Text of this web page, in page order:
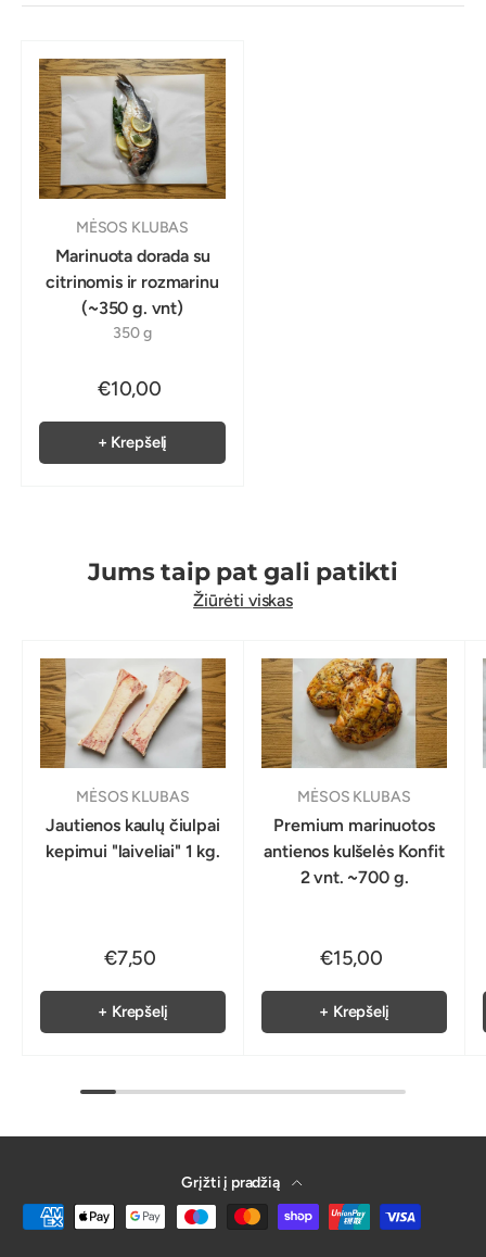
MĖSOS KLUBAS
Marinuota dorada su
citrinomis ir rozmarinu
(~350 g. vnt)
350 g
€10,00
+ Krepšelį
Jums taip pat gali patikti
Žiūrėti viskas
MĖSOS KLUBAS
Jautienos kaulų čiulpai
kepimui "laiveliai" 1 kg.
€7,50
+ Krepšelį
MĖSOS KLUBAS
Premium marinuotos
antienos kulšelės Konfit
2 vnt. ~700 g.
€15,00
+ Krepšelį
Grįžti į pradžią
Galima atsiskaitymo būdu